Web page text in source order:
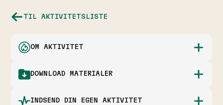
TIL AKTIVITETSLISTE
OM AKTIVITET
DOWNLOAD MATERIALER
INDSEND DIN EGEN AKTIVITET